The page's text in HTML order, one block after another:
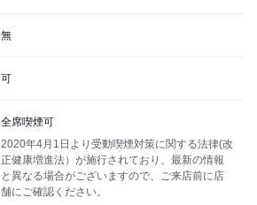
無
可
全席喫煙可
2020年4月1日より受動喫煙対策に関する法律(改
正健康増進法）が施行されており、最新の情報
と異なる場合がございますので、ご来店前に店
舗にご確認ください。